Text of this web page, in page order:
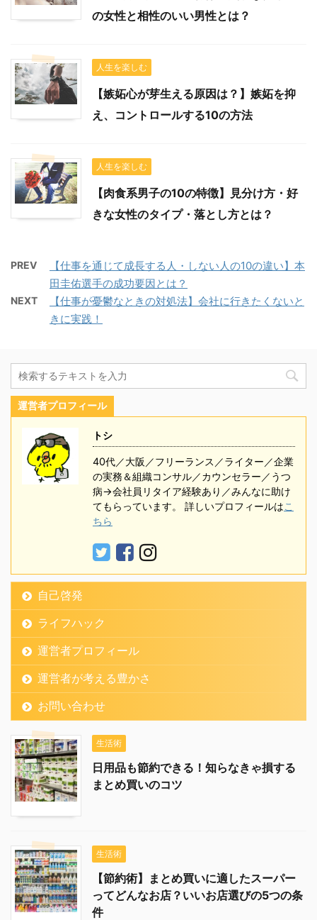
の女性と相性のいい男性とは？
人生を楽しむ
【嫉妬心が芽生える原因は？】嫉妬を抑
え、コントロールする10の方法
人生を楽しむ
【肉食系男子の10の特徴】見分け方・好
きな女性のタイプ・落とし方とは？
PREV
【仕事を通じて成長する人・しない人の10の違い】本
田圭佑選手の成功要因とは？
NEXT
【仕事が憂鬱なときの対処法】会社に行きたくないと
きに実践！
運営者プロフィール
トシ
40代／大阪／フリーランス／ライター／企業
の実務＆組織コンサル／カウンセラー／うつ
病→会社員リタイア経験あり／みんなに助け
てもらっています。 詳しいプロフィールはこ
ちら
自己啓発
ライフハック
運営者プロフィール
運営者が考える豊かさ
お問い合わせ
生活術
日用品も節約できる！知らなきゃ損する
まとめ買いのコツ
生活術
【節約術】まとめ買いに適したスーパー
ってどんなお店？いいお店選びの5つの条
件